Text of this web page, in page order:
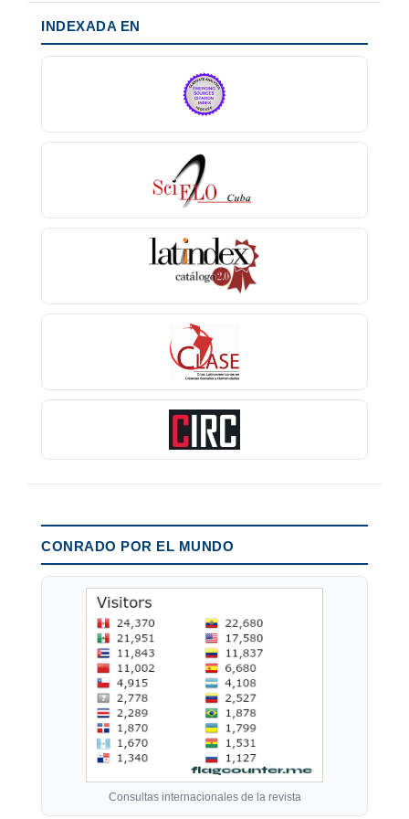
INDEXADA EN
CONRADO POR EL MUNDO
Consultas internacionales de la revista